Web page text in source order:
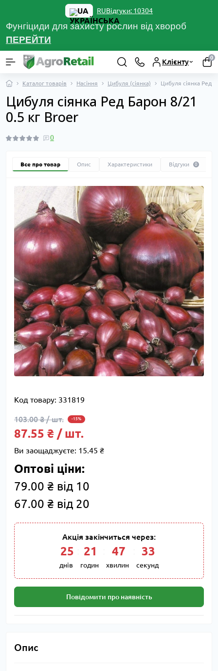
UA RU
Фунгіциди для захисту рослин від хвороб
ПЕРЕЙТИ
Відгуки: 10304
Клієнту
0
Каталог товарів Насіння Цибуля (сіянка) Цибуля сіянка Ред
Цибуля сіянка Ред Барон 8/21
0.5 кг Broer
0
Все про товар Опис Характеристики Відгуки 0
Код товару: 331819
103.00 ₴ / шт. -15%
87.55 ₴ / шт.
Ви заощаджуєте: 15.45 ₴
Оптові ціни:
79.00 ₴ від 10
67.00 ₴ від 20
Акція закінчиться через:
25
днів
21
годин
47
хвилин
32
секунд
Повідомити про наявність
Опис